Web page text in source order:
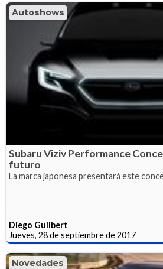
Autoshows
Subaru Viziv Performance
futuro
La marca japonesa presentará este
Diego Guilbert
Jueves, 28 de septiembre de 2017
Novedades